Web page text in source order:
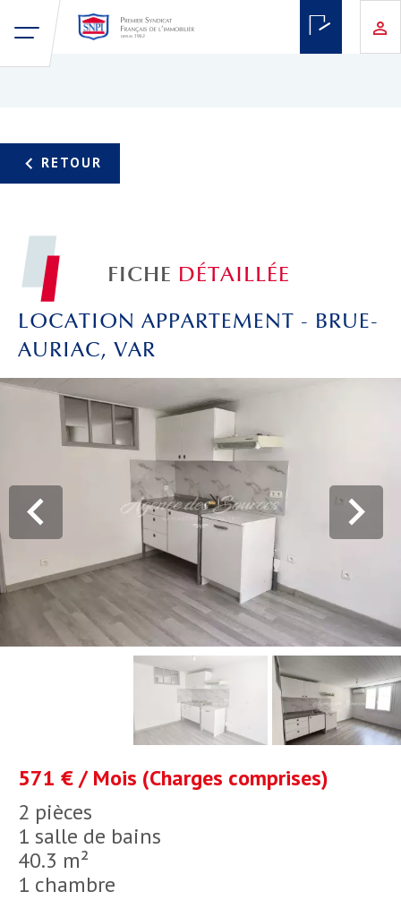
FICHE DÉTAILLÉE
LOCATION APPARTEMENT - BRUE-
AURIAC, VAR
2 pièces
1 salle de bains
40.3 m²
1 chambre
571 € / Mois (Charges comprises)